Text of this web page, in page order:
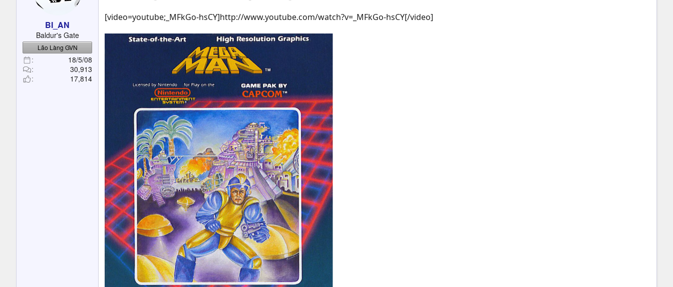
BI_AN
Baldur's Gate
Lão Làng GVN
18/5/08
30,913
17,814
[video=youtube;_MFkGo-hsCY]http://www.youtube.com/watch?v=_MFkGo-hsCY[/video]